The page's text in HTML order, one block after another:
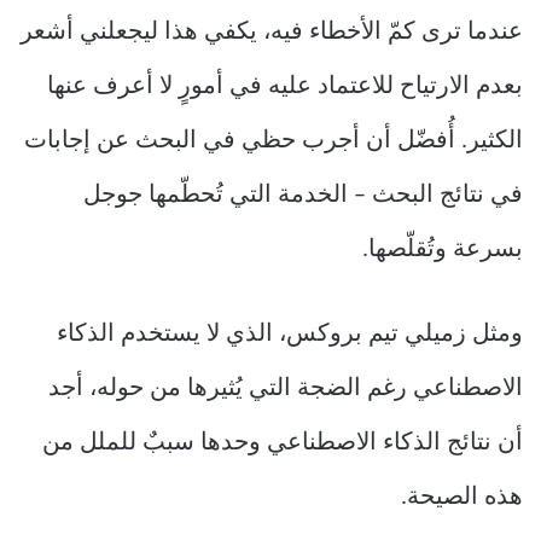
عندما ترى كمّ الأخطاء فيه، يكفي هذا ليجعلني أشعر
بعدم الارتياح للاعتماد عليه في أمورٍ لا أعرف عنها
الكثير. أُفضّل أن أجرب حظي في البحث عن إجابات
في نتائج البحث – الخدمة التي تُحطّمها جوجل
بسرعة وتُقلّصها.
ومثل زميلي تيم بروكس، الذي لا يستخدم الذكاء
الاصطناعي رغم الضجة التي يُثيرها من حوله، أجد
أن نتائج الذكاء الاصطناعي وحدها سببٌ للملل من
هذه الصيحة.